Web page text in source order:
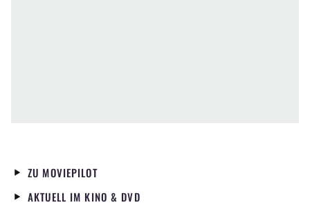
ZU MOVIEPILOT
AKTUELL IM KINO & DVD